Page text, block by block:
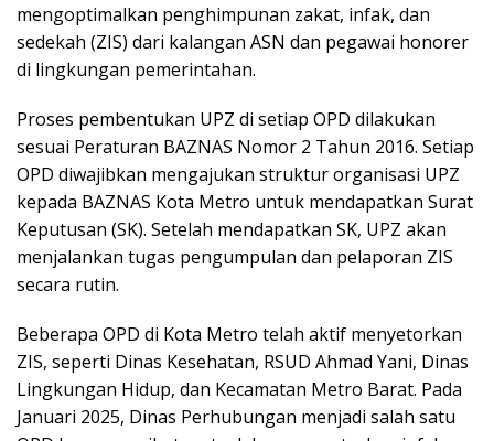
mengoptimalkan penghimpunan zakat, infak, dan
sedekah (ZIS) dari kalangan ASN dan pegawai honorer
di lingkungan pemerintahan.
Proses pembentukan UPZ di setiap OPD dilakukan
sesuai Peraturan BAZNAS Nomor 2 Tahun 2016. Setiap
OPD diwajibkan mengajukan struktur organisasi UPZ
kepada BAZNAS Kota Metro untuk mendapatkan Surat
Keputusan (SK). Setelah mendapatkan SK, UPZ akan
menjalankan tugas pengumpulan dan pelaporan ZIS
secara rutin.
Beberapa OPD di Kota Metro telah aktif menyetorkan
ZIS, seperti Dinas Kesehatan, RSUD Ahmad Yani, Dinas
Lingkungan Hidup, dan Kecamatan Metro Barat. Pada
Januari 2025, Dinas Perhubungan menjadi salah satu